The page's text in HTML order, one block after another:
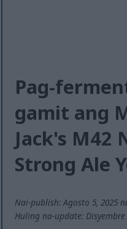
Pag-
gamit ang
Jack's M42
Strong Ale
Nai-publish: Agosto 5, 2025
Huling na-update: Disyembre